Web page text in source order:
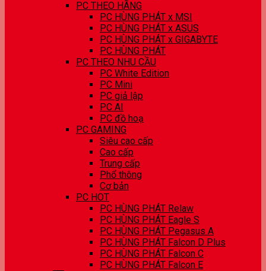
PC THEO HÃNG
PC HÙNG PHÁT x MSI
PC HÙNG PHÁT x ASUS
PC HÙNG PHÁT x GIGABYTE
PC HÙNG PHÁT
PC THEO NHU CẦU
PC White Edition
PC Mini
PC giả lập
PC AI
PC đồ hoạ
PC GAMING
Siêu cao cấp
Cao cấp
Trung cấp
Phổ thông
Cơ bản
PC HOT
PC HÙNG PHÁT Relaw
PC HÙNG PHÁT Eagle S
PC HÙNG PHÁT Pegasus A
PC HÙNG PHÁT Falcon D Plus
PC HÙNG PHÁT Falcon C
PC HÙNG PHÁT Falcon E